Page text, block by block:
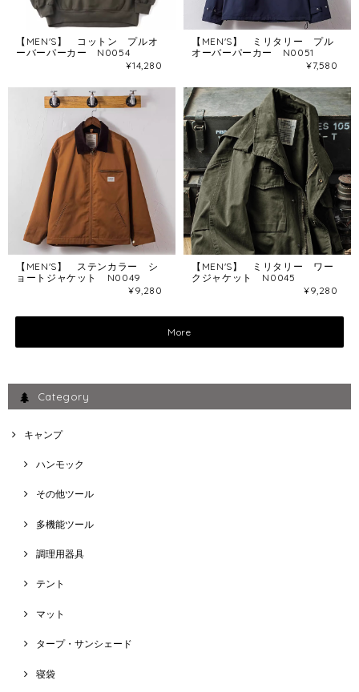
【MEN'S】 コットン プルオ
ーバーパーカー N0054
¥14,280
【MEN'S】 ミリタリー プル
オーバーパーカー N0051
¥7,580
【MEN'S】 ステンカラー シ
ョートジャケット N0049
¥9,280
【MEN'S】 ミリタリー ワー
クジャケット N0045
¥9,280
More
Category
キャンプ
ハンモック
その他ツール
多機能ツール
調理用器具
テント
マット
タープ・サンシェード
寝袋